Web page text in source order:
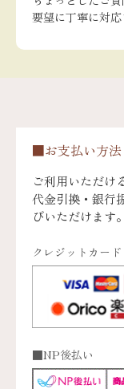
要望に丁寧に対応
■お支払い方法
ご利用いただけ
代金引換・銀行
びいただけます。
クレジットカード
■NP後払い